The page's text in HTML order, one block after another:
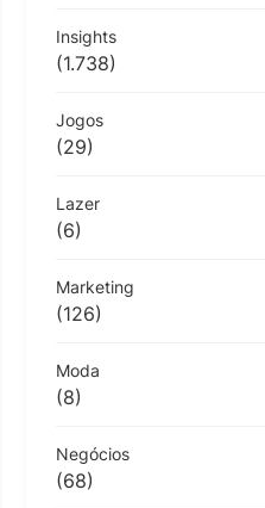
Insights
(1.738)
Jogos
(29)
Lazer
(6)
Marketing
(126)
Moda
(8)
Negócios
(68)